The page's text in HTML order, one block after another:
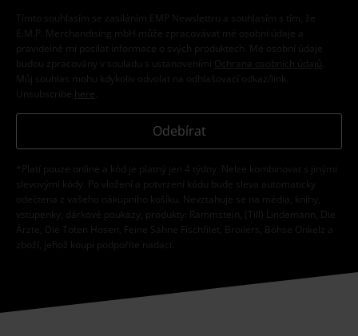
Tímto souhlasím se zasíláním EMP Newslettru a souhlasím s tím, že
E.M.P. Merchandising mbH může zpracovávat mé osobní údaje a
pravidelně mi posílat informace o svých produktech. Mé osobní údaje
budou zpracovány v souladu s ustanoveními
Ochrana osobních údajů
Můj souhlas mohu kdykoliv odvolat na odhlašovací odkaz/link.
Unsubscribe here
Odebírat
*Platí pouze online a kód je platný jen 4 týdny. Nelze kombinovat s jinými
slevovými kódy. Po vložení a potvrzení kódu bude sleva automaticky
odečtena z vašeho nákupního košíku. Nevztahuje se na média, knihy,
vstupenky, dárkové poukazy, produkty: Rammstein, (Till) Lindemann, Die
Ärzte, Die Toten Hosen, Feine Sahne Fischfilet, Broilers, Böhse Onkelz a
zboží, jehož koupí podpoříte nadaci.